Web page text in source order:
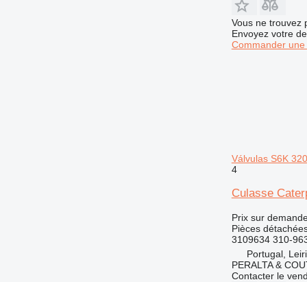
Vous ne trouvez
Envoyez votre
Commander
Válvulas S6K
4
Culasse
Prix sur
Pièces
3109634 310-
Portugal,
PERALTA &
Contacter le